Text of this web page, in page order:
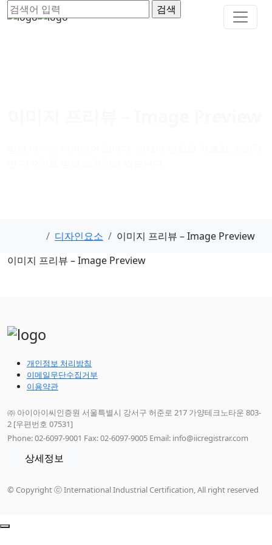
디자인요소
이미지 프리뷰 – Image Preview
이미지 프리뷰 – Image Preview
개인정보 처리방침
이메일무단수집거부
이용약관
㈜ 아이아이씨인증원 서울특별시 강서구 허준로 217 가양테크노타운 803-
2 [우편번호 07531]
Phone: 02-6097-9001 Fax: 02-6097-9005 Email: info@iicregistrar.com
상세정보
© Copyright ⓒ International Industrial Certification, All right reserved